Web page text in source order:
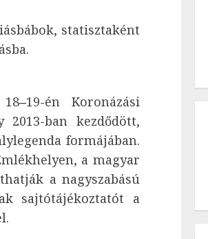
statisztaként
én Koronázási
2013-ban kezdődött,
formájában.
a magyar
a nagyszabású
sajtótájékoztatót a